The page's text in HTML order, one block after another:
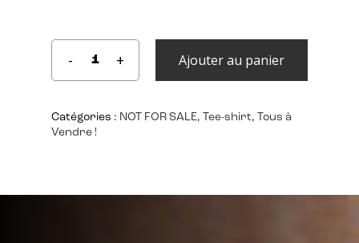
Ajouter au panier
Catégories : NOT FOR SALE, Tee-shirt, Tous à
Vendre !